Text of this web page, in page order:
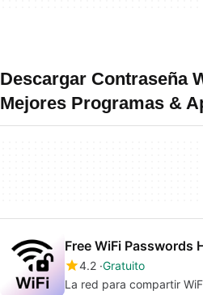
Descargar Contraseña
Mejores Programas &
Free WiFi
4.2 Gratuito
La red para compartir